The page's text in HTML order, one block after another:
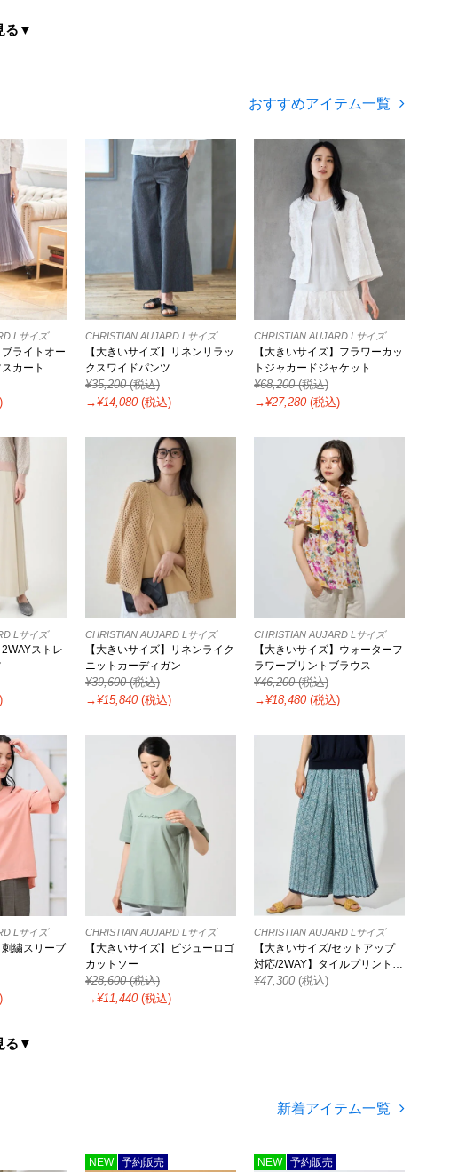
る▼
おすすめアイテム一覧
Lサイズ
ブライトオー
カート
CHRISTIAN AUJARD Lサイズ
【大きいサイズ】リネンリラッ
クスワイドパンツ
¥35,200 (税込)
→¥14,080 (税込)
CHRISTIAN AUJARD Lサイズ
【大きいサイズ】フラワーカッ
トジャカードジャケット
¥68,200 (税込)
→¥27,280 (税込)
Lサイズ
2WAYストレ
CHRISTIAN AUJARD Lサイズ
【大きいサイズ】リネンライク
ニットカーディガン
¥39,600 (税込)
→¥15,840 (税込)
CHRISTIAN AUJARD Lサイズ
【大きいサイズ】ウォーターフ
ラワープリントブラウス
¥46,200 (税込)
→¥18,480 (税込)
Lサイズ
刺繍スリーブ
CHRISTIAN AUJARD Lサイズ
【大きいサイズ】ビジューロゴ
カットソー
¥28,600 (税込)
→¥11,440 (税込)
CHRISTIAN AUJARD Lサイズ
【大きいサイズ/セットアップ
対応/2WAY】タイルプリントパ
ンツ
¥47,300 (税込)
る▼
新着アイテム一覧
NEW 予約販売 NEW 予約販売